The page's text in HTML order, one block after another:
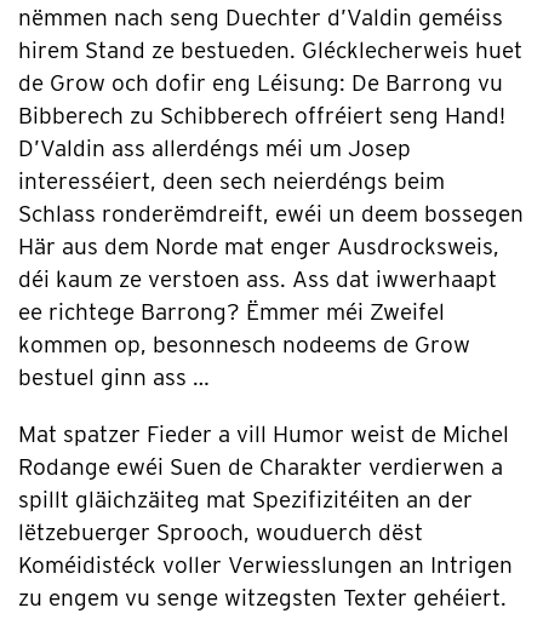
nëmmen nach seng Duechter d’Valdin geméiss
hirem Stand ze bestueden. Glécklecherweis huet
de Grow och dofir eng Léisung: De Barrong vu
Bibberech zu Schibberech offréiert seng Hand!
D’Valdin ass allerdéngs méi um Josep
interesséiert, deen sech neierdéngs beim
Schlass ronderëmdreift, ewéi un deem bossegen
Här aus dem Norde mat enger Ausdrocksweis,
déi kaum ze verstoen ass. Ass dat iwwerhaapt
ee richtege Barrong? Ëmmer méi Zweifel
kommen op, besonnesch nodeems de Grow
bestuel ginn ass …
Mat spatzer Fieder a vill Humor weist de Michel
Rodange ewéi Suen de Charakter verdierwen a
spillt gläichzäiteg mat Spezifizitéiten an der
lëtzebuerger Sprooch, wouduerch dëst
Koméidistéck voller Verwiesslungen an Intrigen
zu engem vu senge witzegsten Texter gehéiert.